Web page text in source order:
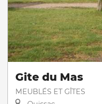
Gite du Mas
MEUBLÉS ET GÎTES